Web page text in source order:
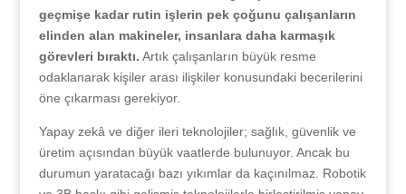
geçmişe kadar rutin işlerin pek çoğunu çalışanların
elinden alan makineler, insanlara daha karmaşık
görevleri bıraktı. Artık çalışanların büyük resme
odaklanarak kişiler arası ilişkiler konusundaki becerilerini
öne çıkarması gerekiyor.
Yapay zekâ ve diğer ileri teknolojiler; sağlık, güvenlik ve
üretim açısından büyük vaatlerde bulunuyor. Ancak bu
durumun yaratacağı bazı yıkımlar da kaçınılmaz. Robotik